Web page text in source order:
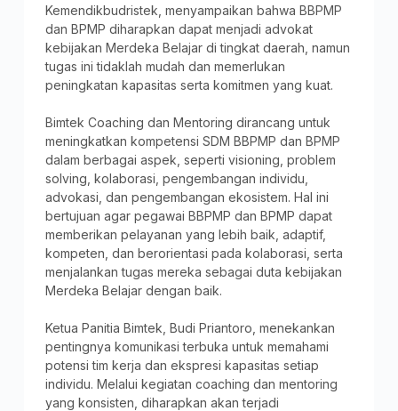
Kemendikbudristek, menyampaikan bahwa BBPMP
dan BPMP diharapkan dapat menjadi advokat
kebijakan Merdeka Belajar di tingkat daerah, namun
tugas ini tidaklah mudah dan memerlukan
peningkatan kapasitas serta komitmen yang kuat.
Bimtek Coaching dan Mentoring dirancang untuk
meningkatkan kompetensi SDM BBPMP dan BPMP
dalam berbagai aspek, seperti visioning, problem
solving, kolaborasi, pengembangan individu,
advokasi, dan pengembangan ekosistem. Hal ini
bertujuan agar pegawai BBPMP dan BPMP dapat
memberikan pelayanan yang lebih baik, adaptif,
kompeten, dan berorientasi pada kolaborasi, serta
menjalankan tugas mereka sebagai duta kebijakan
Merdeka Belajar dengan baik.
Ketua Panitia Bimtek, Budi Priantoro, menekankan
pentingnya komunikasi terbuka untuk memahami
potensi tim kerja dan ekspresi kapasitas setiap
individu. Melalui kegiatan coaching dan mentoring
yang konsisten, diharapkan akan terjadi